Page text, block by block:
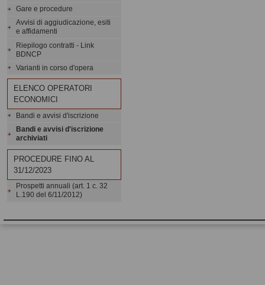
Gare e procedure
Avvisi di aggiudicazione, esiti
e affidamenti
Riepilogo contratti - Link
BDNCP
Varianti in corso d'opera
ELENCO OPERATORI
ECONOMICI
Bandi e avvisi d'iscrizione
Bandi e avvisi d'iscrizione
archiviati
PROCEDURE FINO AL
31/12/2023
Prospetti annuali (art. 1 c. 32
L.190 del 6/11/2012)